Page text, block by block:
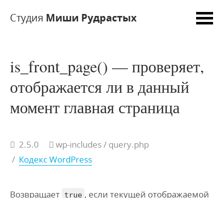
Студия Миши Рудрастых
is_front_page() — проверяет,
отображается ли в данный
момент главная страница
2.5.0 wp-includes/ query.php
/ Кодекс WordPress
Возвращает true , если текущей отображаемой